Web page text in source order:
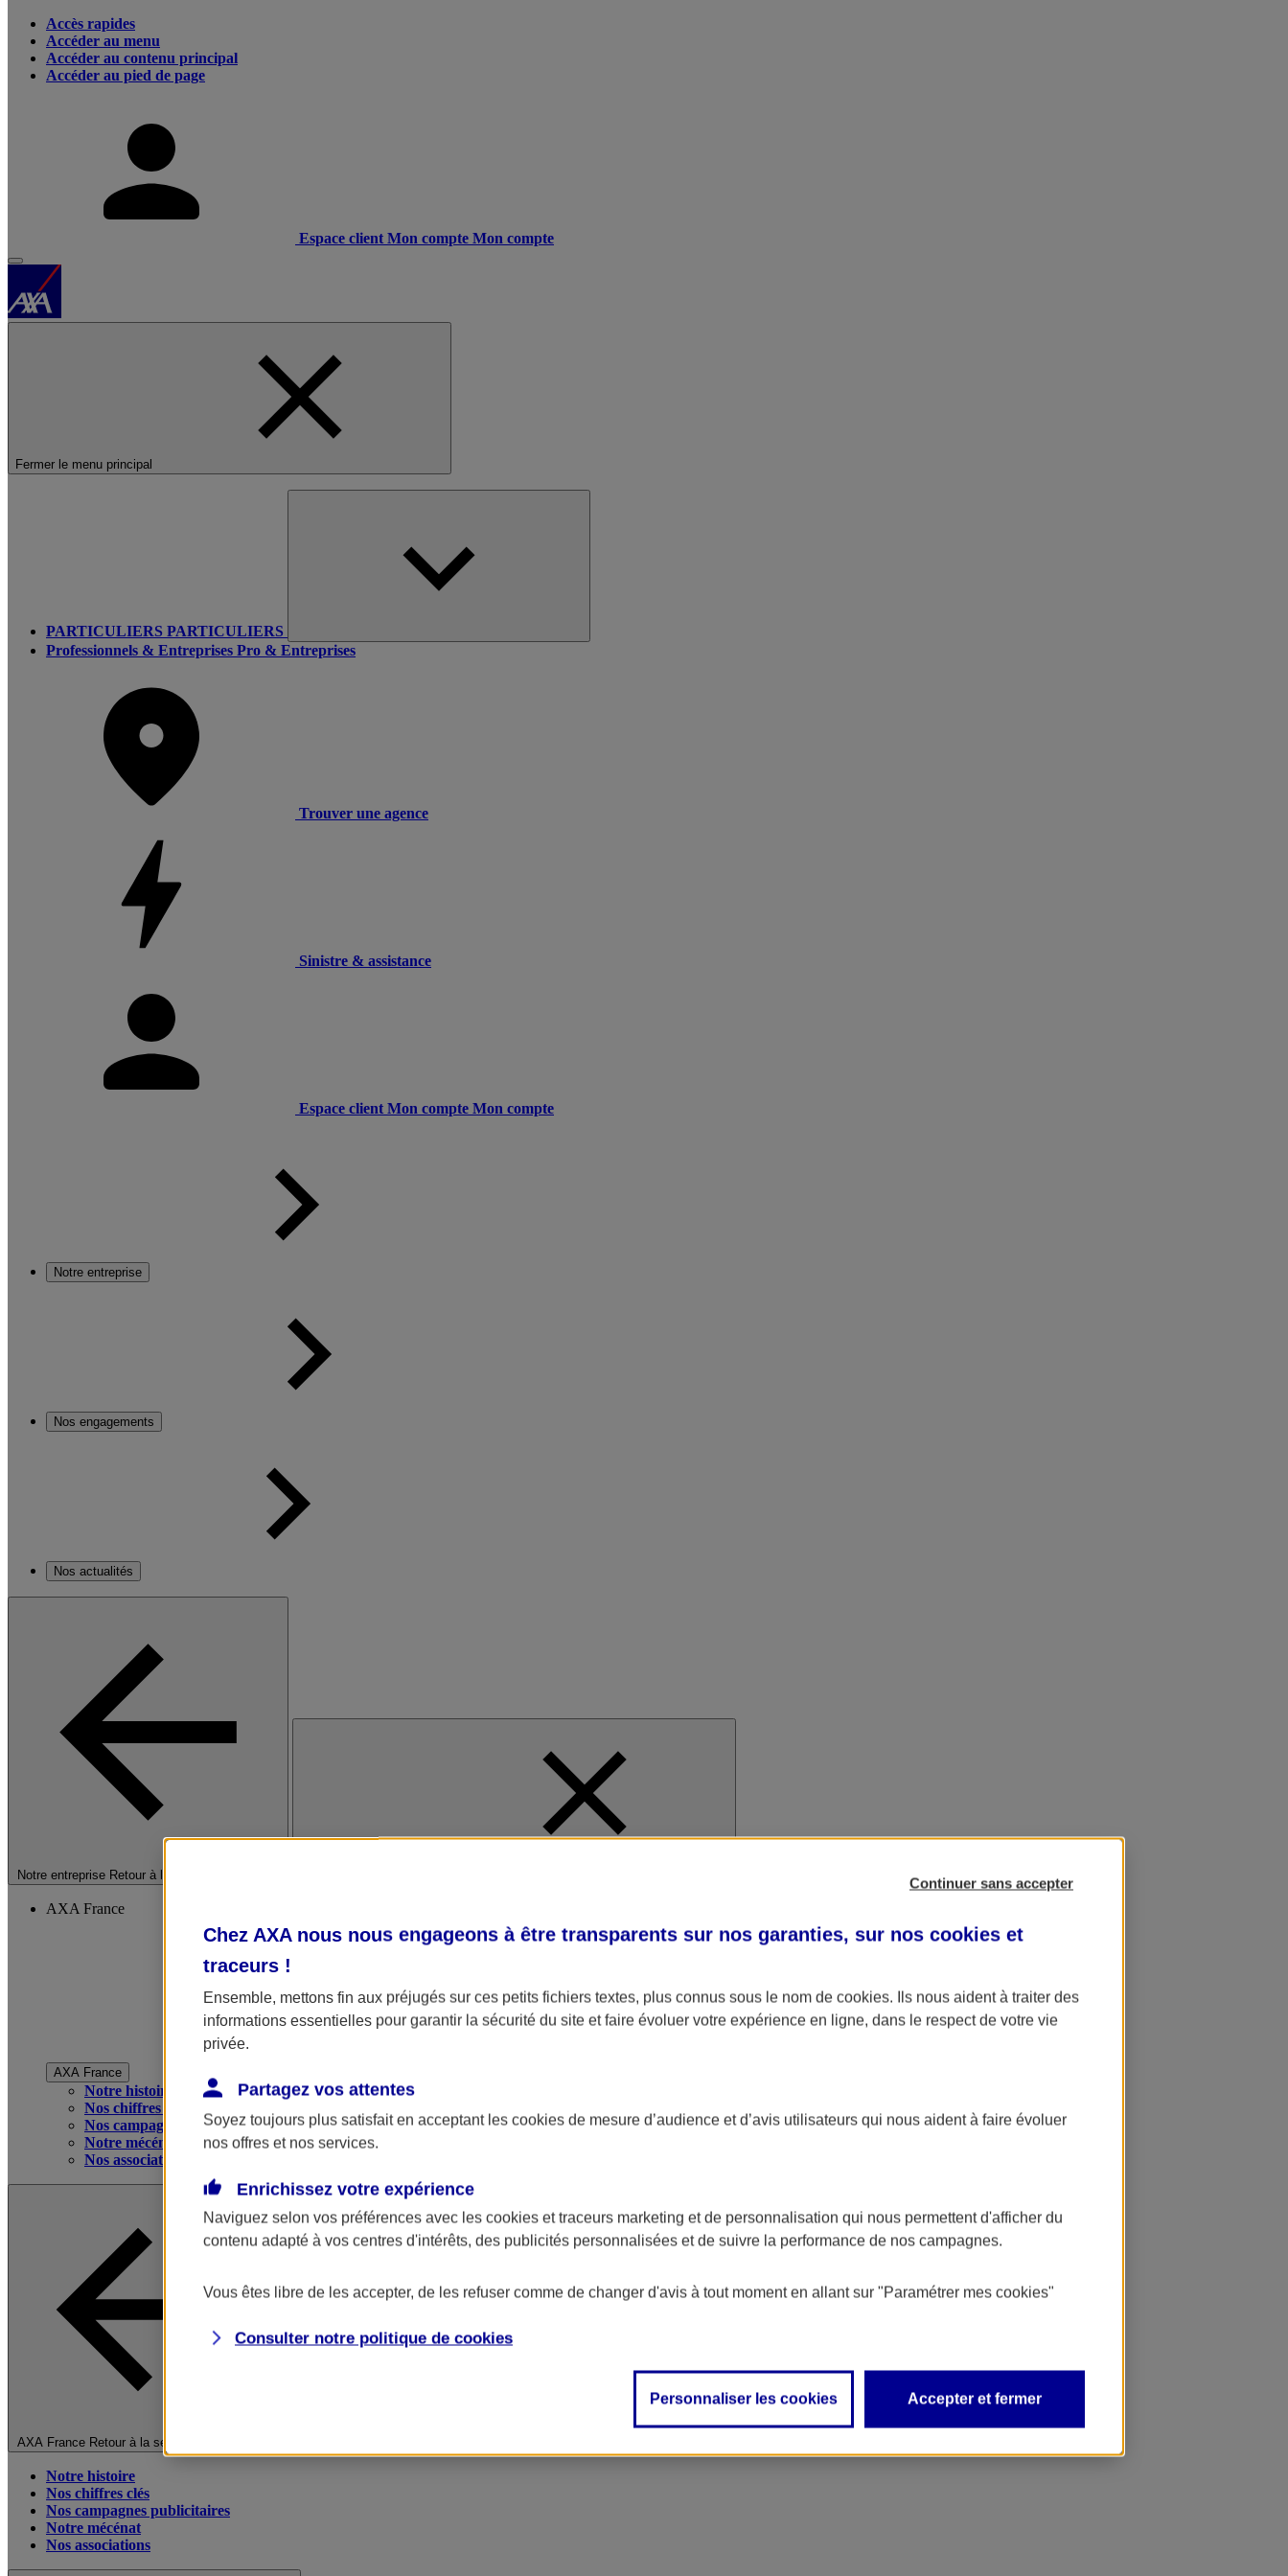
Accès rapides
Accéder au menu
Accéder au contenu principal
Accéder au pied de page
Espace client Mon compte Mon compte
Fermer le menu principal
PARTICULIERS PARTICULIERS
Professionnels & Entreprises Pro & Entreprises
Trouver une agence
Sinistre & assistance
Espace client Mon compte Mon compte
Notre entreprise
Nos engagements
Nos actualités
Notre entreprise Retour à la section précédente
AXA France
AXA France
Notre histoire
Nos chiffres clés
Nos campagnes publicitaires
Notre mécénat
Nos associations
AXA France Retour à la section précédente
Notre histoire
Nos chiffres clés
Nos campagnes publicitaires
Notre mécénat
Nos associations
Continuer sans accepter
Chez AXA nous nous engageons à être transparents sur nos garanties, sur nos cookies et
traceurs !
Ensemble, mettons fin aux préjugés sur ces petits fichiers textes, plus connus sous le nom de cookies. Ils nous aident à traiter des
informations essentielles pour garantir la sécurité du site et faire évoluer votre expérience en ligne, dans le respect de votre vie
privée.
Partagez vos attentes
Soyez toujours plus satisfait en acceptant les cookies de mesure d’audience et d’avis utilisateurs qui nous aident à faire évoluer
nos offres et nos services.
Enrichissez votre expérience
Naviguez selon vos préférences avec les cookies et traceurs marketing et de personnalisation qui nous permettent d'afficher du
contenu adapté à vos centres d'intérêts, des publicités personnalisées et de suivre la performance de nos campagnes.
Vous êtes libre de les accepter, de les refuser comme de changer d'avis à tout moment en allant sur "Paramétrer mes cookies"
Consulter notre politique de cookies
Personnaliser les cookies Accepter et fermer